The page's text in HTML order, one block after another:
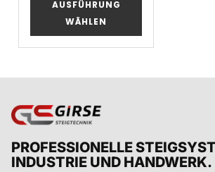
AUSFÜHRUNG
WÄHLEN
PROFESSIONELLE
INDUSTRIE UND HANDWERK.